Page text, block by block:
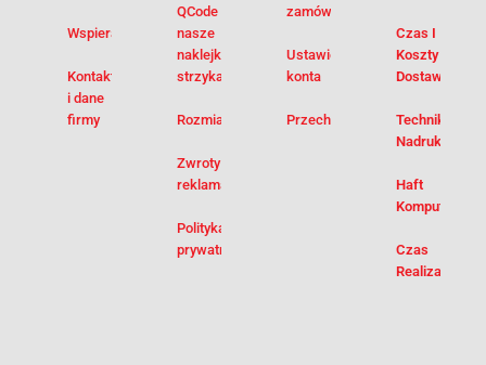
Czas I
Koszty
Dostawy
Techniki
Nadruku
Haft
Komputerowy
Czas
Realizacji
zamówienia
Ustawienia
konta
Przechowalnia
QCode –
nasze
naklejki na
strzykawki
Rozmiarówka
Zwroty i
reklamacje
Polityka
prywatności
Wspieramy
Kontakt
i dane
firmy